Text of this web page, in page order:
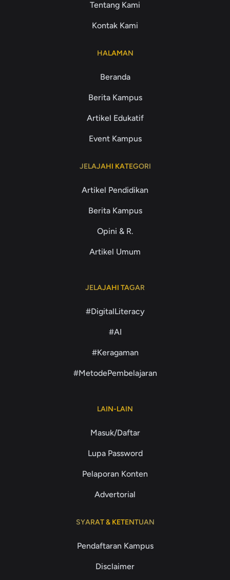
Tentang Kami
Kontak Kami
HALAMAN
Beranda
Berita Kampus
Artikel Edukatif
Event Kampus
JELAJAHI KATEGORI
Artikel Pendidikan
Berita Kampus
Opini & R.
Artikel Umum
JELAJAHI TAGAR
#DigitalLiteracy
#AI
#Keragaman
#MetodePembelajaran
LAIN-LAIN
Masuk/Daftar
Lupa Password
Pelaporan Konten
Advertorial
SYARAT & KETENTUAN
Pendaftaran Kampus
Disclaimer